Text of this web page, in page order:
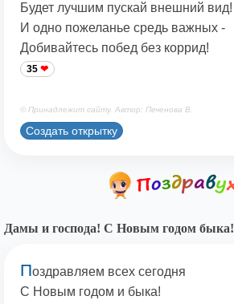
Будет лучшим пускай внешний вид!
И одно пожеланье средь важных -
Добивайтесь побед без коррид!
35
© Принадлежит сайту. Автор: Печенова В.
Создать открытку
Дамы и господа! С Новым годом быка!
Поздравляем всех сегодня
С Новым годом и быка!